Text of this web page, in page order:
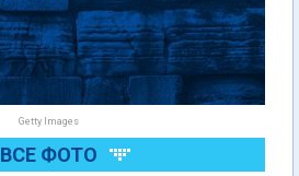
Getty Images
ВСЕ ФОТО